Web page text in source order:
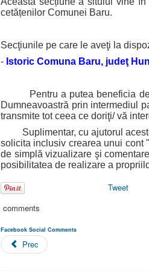
t
o
:
3
5
cetățenilor Comunei Baru.
Secţiunile pe care le aveţi la
- Istoric Comuna Baru, judeţ
Pentru a putea beneficia de
Dumneavoastră prin intermediul
transmite tot ceea ce doriţi/ vă
Suplimentar, cu ajutorul
solicita inclusiv crearea unui cont
de simplă vizualizare şi
posibilitatea de realizare a
Tweet
comments
Facebook Social Comments
Prec